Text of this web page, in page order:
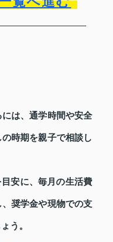
は、通学時間や安全
時期を親子で相談し
安に、毎月の生活費
奨学金や現物での支
う。